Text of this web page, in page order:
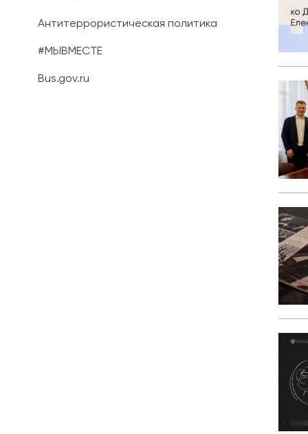
предыдущего
Контакты
Антитеррористическая политика
#МЫВМЕСТЕ
Bus.gov.ru